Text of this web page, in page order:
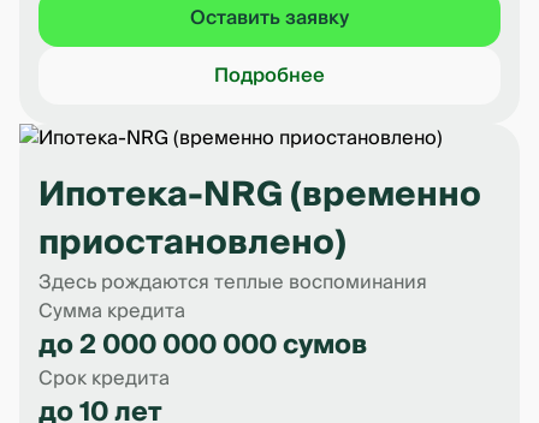
Оставить заявку
Подробнее
Ипотека-NRG (временно
приостановлено)
Здесь рождаются теплые воспоминания
Сумма кредита
до 2 000 000 000 сумов
Срок кредита
до 10 лет